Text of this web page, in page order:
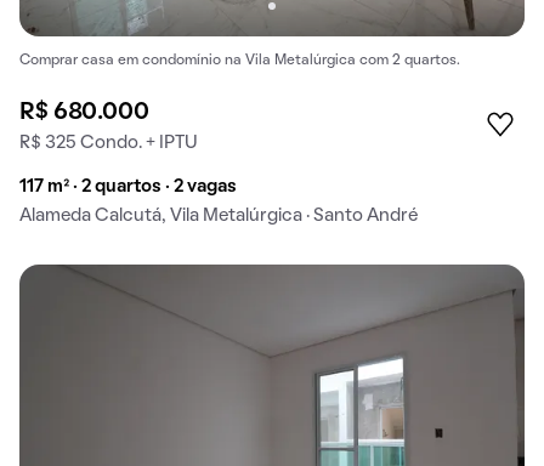
Comprar casa em condomínio na Vila Metalúrgica com 2 quartos.
R$ 680.000
R$ 325 Condo. + IPTU
117 m² · 2 quartos · 2 vagas
Alameda Calcutá, Vila Metalúrgica · Santo André